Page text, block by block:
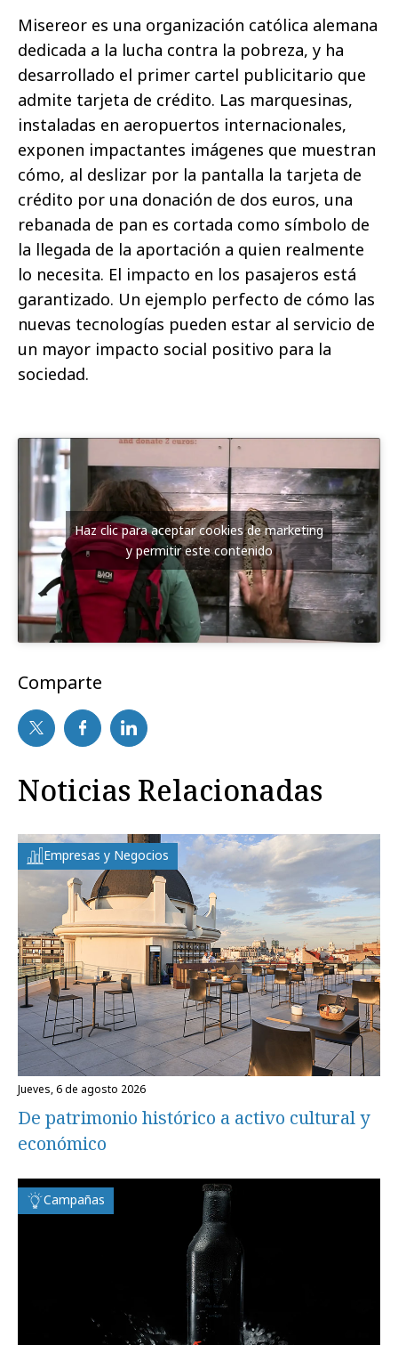
Misereor es una organización católica alemana
dedicada a la lucha contra la pobreza, y ha
desarrollado el primer cartel publicitario que
admite tarjeta de crédito. Las marquesinas,
instaladas en aeropuertos internacionales,
exponen impactantes imágenes que muestran
cómo, al deslizar por la pantalla la tarjeta de
crédito por una donación de dos euros, una
rebanada de pan es cortada como símbolo de
la llegada de la aportación a quien realmente
lo necesita. El impacto en los pasajeros está
garantizado. Un ejemplo perfecto de cómo las
nuevas tecnologías pueden estar al servicio de
un mayor impacto social positivo para la
sociedad.
Haz clic para aceptar cookies de marketing
y permitir este contenido
Comparte
Noticias Relacionadas
Empresas y Negocios
jueves, 6 de agosto 2026
De patrimonio histórico a activo cultural y
económico
Campañas